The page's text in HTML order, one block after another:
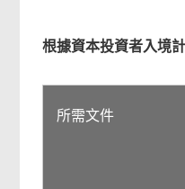
根據資本投資者入境
所需文件